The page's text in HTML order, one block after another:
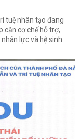
tuệ nhân tạo đang
cận cơ chế hỗ trợ,
lực và hệ sinh